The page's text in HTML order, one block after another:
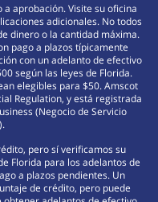
aprobación. Visite su oficina
adicionales. No todos
dinero o la cantidad máxima.
pago a plazos típicamente
con un adelanto de efectivo
según las leyes de Florida.
elegibles para $50. Amscot
Regulation, y está registrada
(Negocio de Servicio
pero sí verificamos su
Florida para los adelantos de
a plazos pendientes. Un
de crédito, pero puede